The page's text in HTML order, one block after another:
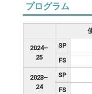
プログラム
2024–
25
SP
FS
2023–
24
SP
FS